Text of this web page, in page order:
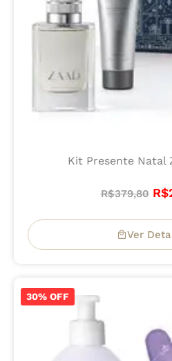
Kit Presente Natal
R$379,80 R$
Ver
30% OFF